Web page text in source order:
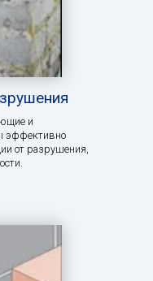
и
эффективно
от разрушения,